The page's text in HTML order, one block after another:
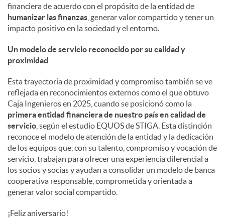
financiera de acuerdo con el propósito de la entidad de
humanizar las finanzas , generar valor compartido y tener un
impacto positivo en la sociedad y el entorno.
Un modelo de servicio reconocido por su calidad y
proximidad
Esta trayectoria de proximidad y compromiso también se ve
reflejada en reconocimientos externos como el que obtuvo
Caja Ingenieros en 2025, cuando se posicionó como la
primera entidad financiera de nuestro país en calidad de
servicio , según el estudio EQUOS de STIGA. Esta distinción
reconoce el modelo de atención de la entidad y la dedicación
de los equipos que, con su talento, compromiso y vocación de
servicio, trabajan para ofrecer una experiencia diferencial a
los socios y socias y ayudan a consolidar un modelo de banca
cooperativa responsable, comprometida y orientada a
generar valor social compartido.
¡Feliz aniversario!